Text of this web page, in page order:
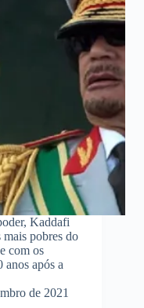
Kaddafi
pobres do
com os
após a
de 2021